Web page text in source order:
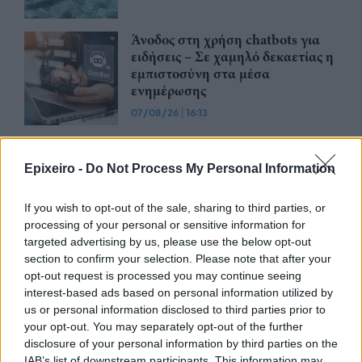
Epixeiro - Do Not Process My Personal Information
If you wish to opt-out of the sale, sharing to third parties, or
processing of your personal or sensitive information for
targeted advertising by us, please use the below opt-out
section to confirm your selection. Please note that after your
opt-out request is processed you may continue seeing
interest-based ads based on personal information utilized by
us or personal information disclosed to third parties prior to
your opt-out. You may separately opt-out of the further
disclosure of your personal information by third parties on the
Άνοδος στη χρήση chatbots για
ειδήσεις – Σε χαμηλό δεκαετίας η
εμπιστοσύνη στα μέσα
ενημέρωσης
07/08/26 | 16:13
γεωπολιτικό σοκ – Τα στοιχεία
που ενισχύουν την αισιοδοξία
07/08/26 13:38
ESET: Οι πράκτορες τεχνητής
νοημοσύνης φέρνουν νέες
προκλήσεις στην
κυβερνοασφάλεια
07/08/26|13:20